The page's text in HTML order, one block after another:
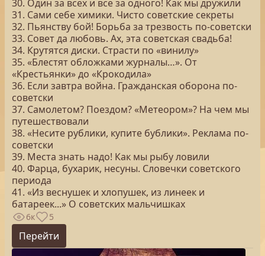
30. Один за всех и все за одного! Как мы дружили
31. Сами себе химики. Чисто советские секреты
32. Пьянству бой! Борьба за трезвость по-советски
33. Совет да любовь. Ах, эта советская свадьба!
34. Крутятся диски. Страсти по «винилу»
35. «Блестят обложками журналы…». От
«Крестьянки» до «Крокодила»
36. Если завтра война. Гражданская оборона по-
советски
37. Самолетом? Поездом? «Метеором»? На чем мы
путешествовали
38. «Несите рублики, купите бублики». Реклама по-
советски
39. Места знать надо! Как мы рыбу ловили
40. Фарца, бухарик, несуны. Словечки советского
периода
41. «Из веснушек и хлопушек, из линеек и
батареек...» О советских мальчишках
6к 5
Перейти